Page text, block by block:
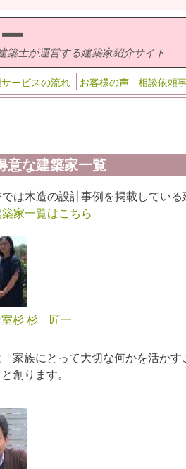
築士が運営する建築家紹介サイト
ービスの流れ お客様の声 相談依頼
意な建築家一覧
は木造の設計事例を掲載している
家一覧はこちら
室杉 杉 匠一
家族にとって大切な何かを活か
創ります。